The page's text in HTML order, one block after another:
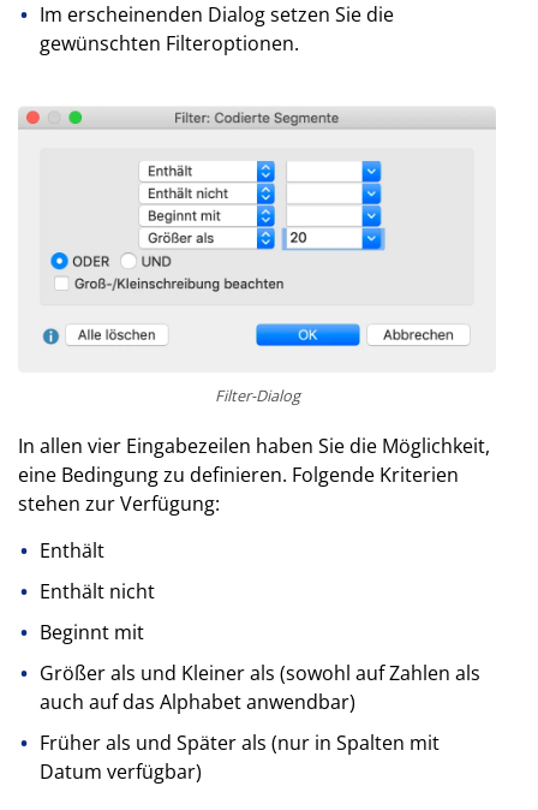
Im erscheinenden Dialog setzen Sie die
gewünschten Filteroptionen.
Filter-Dialog
In allen vier Eingabezeilen haben Sie die Möglichkeit,
eine Bedingung zu definieren. Folgende Kriterien
stehen zur Verfügung:
Enthält
Enthält nicht
Beginnt mit
Größer als und Kleiner als (sowohl auf Zahlen als
auch auf das Alphabet anwendbar)
Früher als und Später als (nur in Spalten mit
Datum verfügbar)